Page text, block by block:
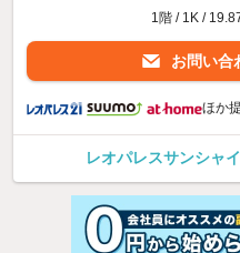
1階 / 1K /
お問い合
ほか
レオパレスサンシャ